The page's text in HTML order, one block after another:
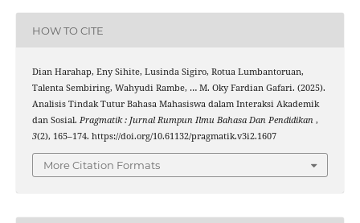
HOW TO CITE
Dian Harahap, Eny Sihite, Lusinda Sigiro, Rotua Lumbantoruan,
Talenta Sembiring, Wahyudi Rambe, … M. Oky Fardian Gafari. (2025).
Analisis Tindak Tutur Bahasa Mahasiswa dalam Interaksi Akademik
dan Sosial. Pragmatik : Jurnal Rumpun Ilmu Bahasa Dan Pendidikan ,
3(2), 165–174. https://doi.org/10.61132/pragmatik.v3i2.1607
More Citation Formats